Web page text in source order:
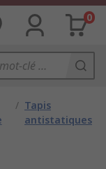
0
/ Tapis
antistatiques